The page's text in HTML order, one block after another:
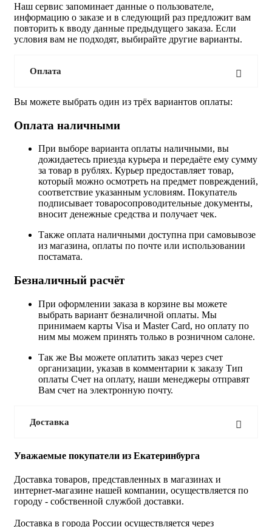
Наш сервис запоминает данные о пользователе,
информацию о заказе и в следующий раз предложит вам
повторить к вводу данные предыдущего заказа. Если
условия вам не подходят, выбирайте другие варианты.
Оплата
Вы можете выбрать один из трёх вариантов оплаты:
Оплата наличными
При выборе варианта оплаты наличными, вы
дожидаетесь приезда курьера и передаёте ему сумму
за товар в рублях. Курьер предоставляет товар,
который можно осмотреть на предмет повреждений,
соответствие указанным условиям. Покупатель
подписывает товаросопроводительные документы,
вносит денежные средства и получает чек.
Также оплата наличными доступна при самовывозе
из магазина, оплаты по почте или использовании
постамата.
Безналичный расчёт
При оформлении заказа в корзине вы можете
выбрать вариант безналичной оплаты. Мы
принимаем карты Visa и Master Card, но оплату по
ним мы можем принять только в розничном салоне.
Так же Вы можете оплатить заказ через счет
организации, указав в комментарии к заказу Тип
оплаты Счет на оплату, наши менеджеры отправят
Вам счет на электронную почту.
Доставка
Уважаемые покупатели из Екатеринбурга
Доставка товаров, представленных в магазинах и
интернет-магазине нашей компании, осуществляется по
городу - собственной службой доставки.
Доставка в города России осуществляется через